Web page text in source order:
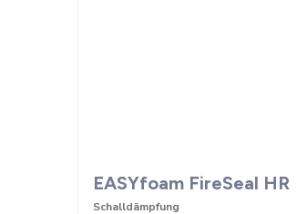
EASYfoam FireSeal HR
Schalldämpfung